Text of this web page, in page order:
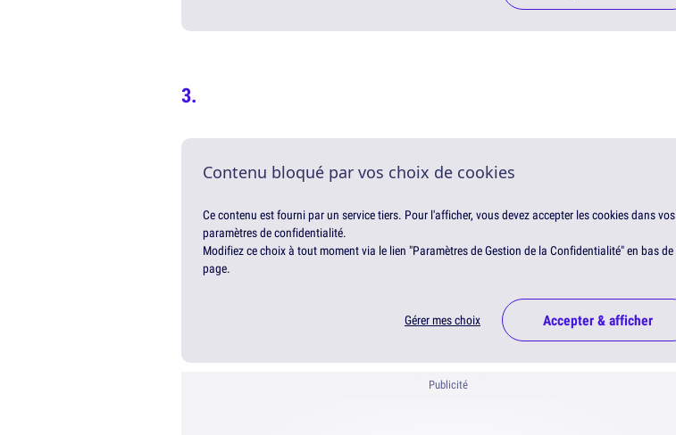
Contenu bloqué par vos choix de cookies
Ce contenu est fourni par un service tiers. Pour l'afficher, vous devez accepter les cookies dans vos
paramètres de confidentialité.
Modifiez ce choix à tout moment via le lien "Paramètres de Gestion de la Confidentialité" en bas de
page.
Gérer mes choix Accepter & afficher
Publicité